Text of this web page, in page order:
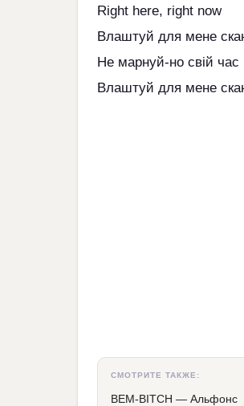
Right here, right now
Влаштуй для мене
Не марнуй-но свій час
Влаштуй для мене
СМОТРИТЕ ТАКЖЕ:
BEM-BITCH — Альфонс